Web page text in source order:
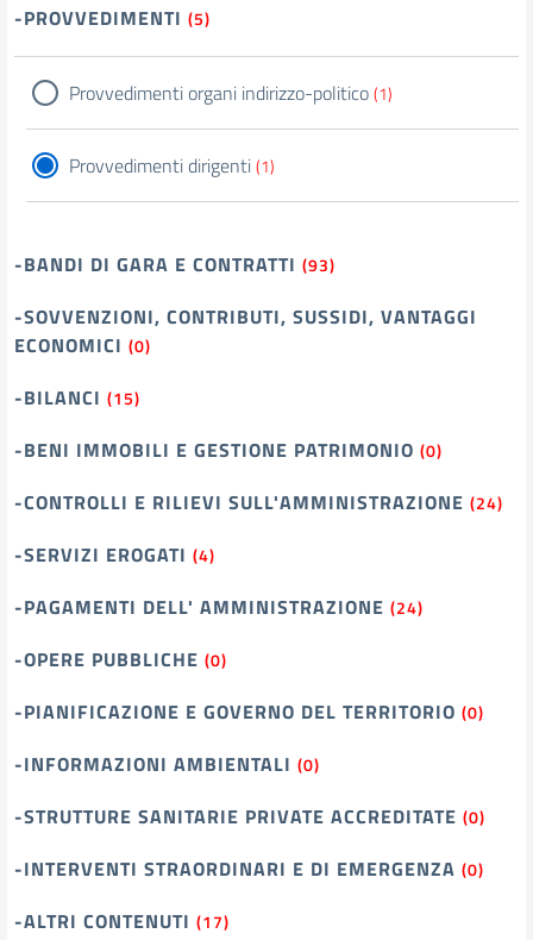
-PROVVEDIMENTI (5)
Provvedimenti organi indirizzo-politico(1)
Provvedimenti dirigenti(1)
-BANDI DI GARA E CONTRATTI (93)
-SOVVENZIONI, CONTRIBUTI, SUSSIDI, VANTAGGI
ECONOMICI (0)
-BILANCI (15)
-BENI IMMOBILI E GESTIONE PATRIMONIO (0)
-CONTROLLI E RILIEVI SULL'AMMINISTRAZIONE (24)
-SERVIZI EROGATI (4)
-PAGAMENTI DELL' AMMINISTRAZIONE (24)
-OPERE PUBBLICHE (0)
-PIANIFICAZIONE E GOVERNO DEL TERRITORIO (0)
-INFORMAZIONI AMBIENTALI (0)
-STRUTTURE SANITARIE PRIVATE ACCREDITATE (0)
-INTERVENTI STRAORDINARI E DI EMERGENZA (0)
-ALTRI CONTENUTI (17)